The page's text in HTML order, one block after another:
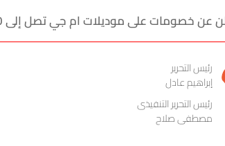
خصومات على موديلات ام جي تصل إلى 100 ألف جنيه
رئيس التحرير
إبراهيم عادل
رئيس التحرير التنفيذى
مصطفى صلاح